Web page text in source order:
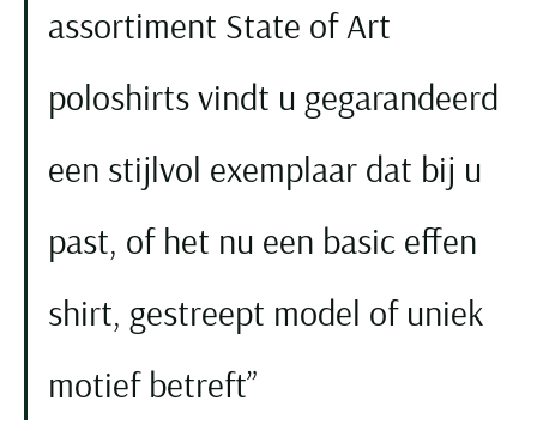
assortiment State of Art
poloshirts vindt u gegarandeerd
een stijlvol exemplaar dat bij u
past, of het nu een basic effen
shirt, gestreept model of uniek
motief betreft